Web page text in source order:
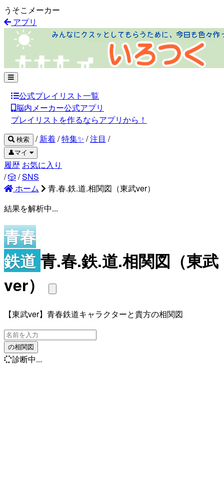
うそこメーカー
アプリ
公式プレイリスト一覧
脳内メーカー公式アプリ
プレイリストを作るならアプリから！
検索 / 新着/特集✨ /注目 /
👤マイ
履歴 お気に入り
/🎲 /SNS
ホーム
青.春.鉄.道.相関図（東武ver）
結果を解析中...
青春
鉄道青.春.鉄.道.相関図（東武
ver）
【東武ver】青春鉄道キャラクターと貴方の相関図
の相関図
診断中...